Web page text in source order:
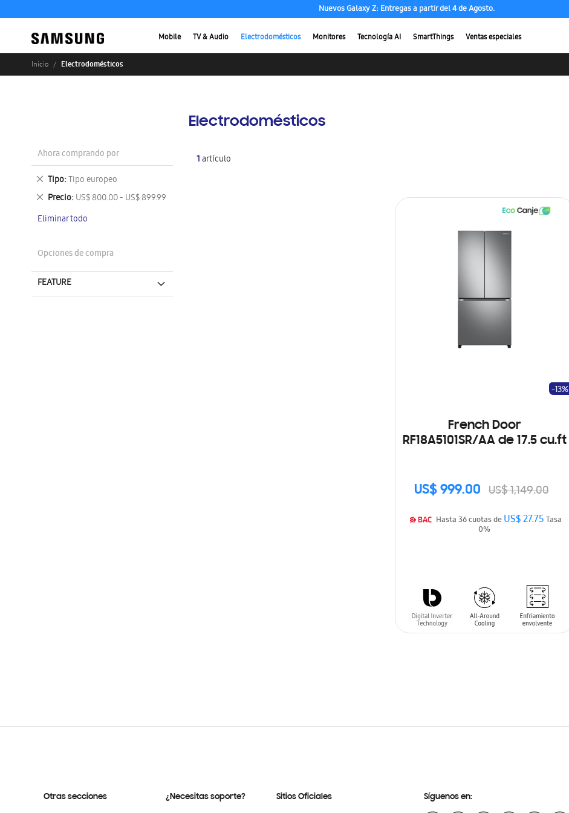
Nuevos Galaxy Z: Entregas a partir del 4 de Agosto.
Mobile TV & Audio Electrodomésticos Monitores Tecnología AI SmartThings Ventas especiales
Inicio Electrodomésticos
Electrodomésticos
1artículo
French Door
RF18A5101SR/AA de 17.5 cu.ft
US$ 999.00 US$ 1,149.00
-13%
Hasta 36 cuotas deUS$ 27.75Tasa
0%
Ahora comprando por
Tipo Tipo europeo
Eliminar
este
artículo
Precio US$ 800.00 - US$ 899.99
Eliminar
artículo
Eliminar todo
Opciones de compra
FEATURE
Otras secciones ¿Necesitas soporte? Sitios Oficiales Síguenos en: